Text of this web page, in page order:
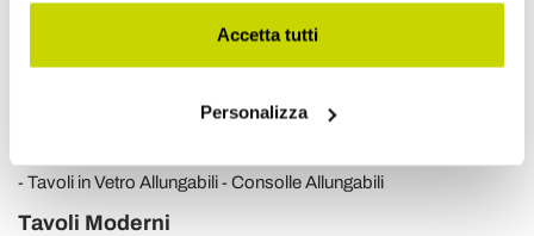
Accetta tutti
Personalizza
Scopri i nostri prodotti
Tavoli in Vetro Allungabili
Consolle Allungabili
Tavoli Moderni